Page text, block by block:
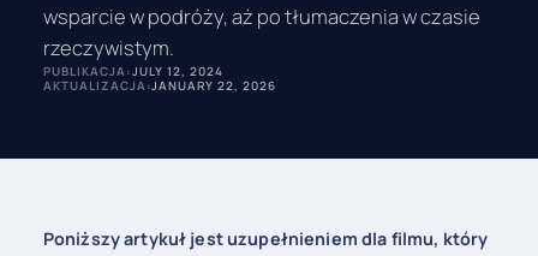
wsparcie w podróży, aż po tłumaczenia w czasie
rzeczywistym.
PUBLIKACJA:JULY 12, 2024
AKTUALIZACJA:JANUARY 22, 2026
Poniższy artykuł jest uzupełnieniem dla filmu, który